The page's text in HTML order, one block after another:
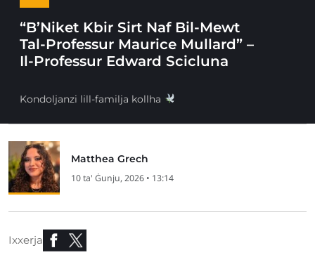
“B’Niket Kbir Sirt Naf Bil-Mewt
Tal-Professur Maurice Mullard” –
Il-Professur Edward Scicluna
Kondoljanzi lill-familja kollha
Matthea Grech
10 ta' Ġunju, 2026 • 13:14
Ixxerja